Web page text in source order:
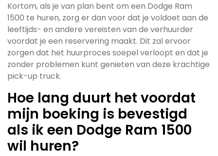
Kortom, als je van plan bent om een Dodge Ram
1500 te huren, zorg er dan voor dat je voldoet aan de
leeftijds- en andere vereisten van de verhuurder
voordat je een reservering maakt. Dit zal ervoor
zorgen dat het huurproces soepel verloopt en dat je
zonder problemen kunt genieten van deze krachtige
pick-up truck.
Hoe lang duurt het voordat
mijn boeking is bevestigd
als ik een Dodge Ram 1500
wil huren?